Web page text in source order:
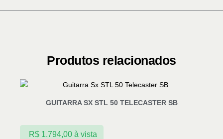
Produtos relacionados
GUITARRA SX STL 50 TELECASTER SB
R$1.794,00 à vista